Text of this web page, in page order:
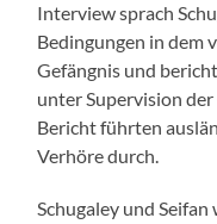
Interview sprach
Bedingungen in dem
Gefängnis und
unter Supervision der
Bericht führten
Verhöre durch.
Schugaley und